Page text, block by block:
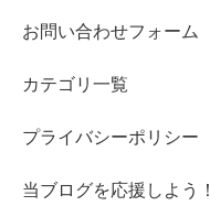
お問い合わせフォーム
カテゴリ一覧
プライバシーポリシー
当ブログを応援しよう！